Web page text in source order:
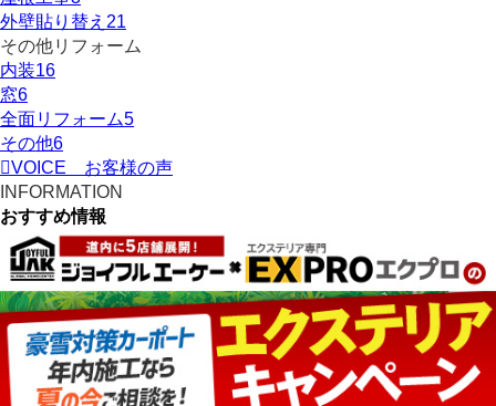
外壁貼り替え 21
その他リフォーム
内装16
窓6
全面リフォーム5
その他6
VOICE
お客様の声
INFORMATION
おすすめ情報